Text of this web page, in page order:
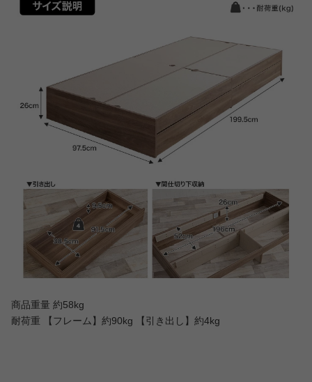
商品重量 約58kg
耐荷重 【フレーム】約90kg 【引き出し】約4kg